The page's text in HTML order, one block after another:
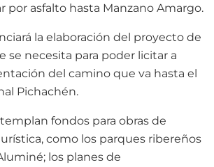
por asfalto hasta Manzano Amargo.
la elaboración del proyecto de
se necesita para poder licitar a
del camino que va hasta el
Pichachén.
fondos para obras de
como los parques ribereños
los planes de